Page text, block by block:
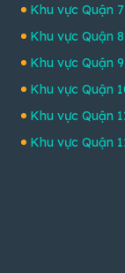
Khu vực Quận
Khu vực Quận
Khu vực Quận
Khu vực Quận
Khu vực Quận
Khu vực Quận